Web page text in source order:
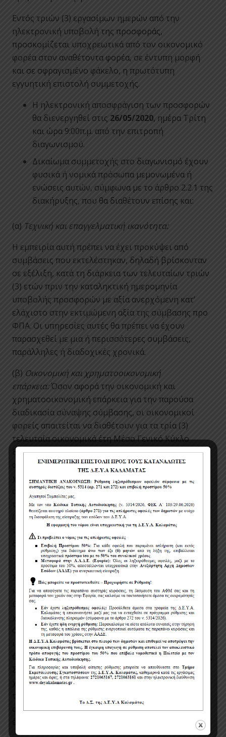
Εντός τριών (3) εργασίμων ημερών από την
ηλεκτρονική υποβολή της προσφοράς,
προσκομίζεται υποχρεωτικά από τον οικονομικό
φορέα στον αναθέτοντα φορέα, σε έντυπη μορφή
και σε σφραγισμένο φάκελο, η πρωτότυπη
εγγυητική επιστολή συμμετοχής.
Η ηλεκτρονική αποσφράγιση των προσφορών
θα διενεργηθεί στις 26/05/2020, ημέρα Τρίτη
και ώρα 9:00π.μ. από την επιτροπή
διαγωνισμού.
Δικαίωμα συμμετοχής στο διαγωνισμό έχουν
φυσικά ή νομικά πρόσωπα μεμονωμένα ή
ενώσεις αυτών, σύμφωνα με το άρθρο 2.2.1 της
διακήρυξης, που θα διαθέτουν επίσης και:
(α) Τεχνική και επαγγελματική ικανότητα:
Η εμπειρία αυτή πρέπει να έχει προκύψει από
συμβάσεις που εκτελέστηκαν, δηλαδή βρίσκονταν
σε εξέλιξη, κατά τη διάρκεια των τελευταίων τριών
(3) ετών πριν την καταληκτική ημερομηνία
υποβολής προσφορών με αξία ανερχόμενη κατ’
ελάχιστο στην εκτιμώμενη αξία της σύμβασης προ
ΦΠΑ. Οι υπηρεσίες αυτές θα πρέπει να έχουν
παρασχεθεί με μια ή περισσότερες συμβάσεις,
παράλληλες ή διαδοχικές χρονικά.
(β) Οικονομική και χρηματοοικονομική
επάρκεια:Όσον αφορά την οικονομική και
χρηματοοικονομική επάρκεια για την παρούσα
διαδικασία σύναψης σύμβασης, οι οικονομικοί
φορείς απαιτείται να διαθέτουν για τα τρία (3)
τελευταία οικονομικά έτη Μέσο Γενικό Κύκλο
Εργασιών ίσο ή μεγαλύτερο από την εκτιμώμενη
αξία της προ ΦΠΑ. Η οικονομική και
χρηματοοικονομική επάρκεια του διαγωνιζόμενου
αποδεικνύεται από το ύψος του κύκλου εργασιών
των τριών (3) τελευταίων οικονομικών χρήσεων
(μέσος ετήσιος κύκλος εργασιών τελευταίας
τριετίας) σε συνάρτηση προς την ημερομηνία
δημιουργίας του οικονομικού φορέα ή την έναρξη
των δραστηριοτήτων του.
Στον κύκλο εργασιών συμπεριλαμβάνεται και ο
κύκλος εργασιών από συμμετοχή σε κοινοπραξία.
Ως τελευταία χρήση λογίζεται η πιο πρόσφατη
χρήση της οποίας έχουν εγκριθεί από τα αρμόδια
όργανα του διαγωνιζόμενου οικονομικού φορέα ο
ισολογισμός και οι οικονομικές καταστάσεις και
έχει υποβληθεί η δήλωση φορολογίας εισοδήματος.
Σε περίπτωση ένωσης η οικονομική και
χρηματοοικονομική επάρκεια που απαιτείται κατά
από µέλη της σύμπραξης ή κοινοπραξίας είτε από